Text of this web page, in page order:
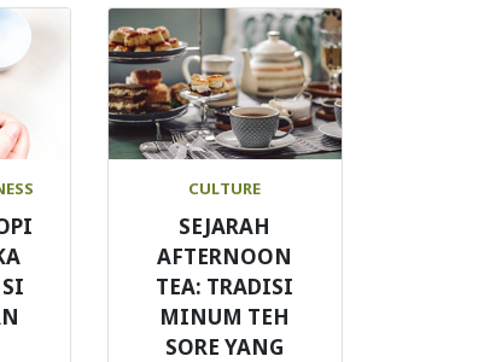
CULTURE
SEJARAH
AFTERNOON
TEA: TRADISI
MINUM TEH
SORE YANG